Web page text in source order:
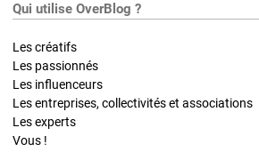
Qui utilise OverBlog ?
Les créatifs
Les passionnés
Les influenceurs
Les entreprises, collectivités et associations
Les experts
Vous !